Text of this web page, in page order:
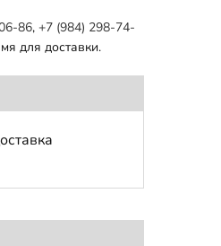
86, +7 (984) 298-74-
для доставки.